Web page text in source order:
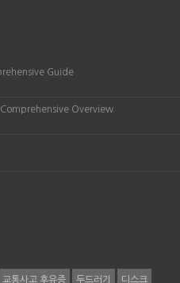
Guide
Overview
교통사고 후유증 두드러기 디스크